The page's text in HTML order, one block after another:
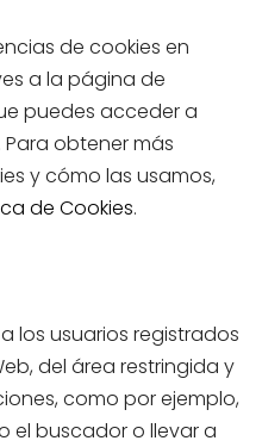
de cookies en
a la página de
puedes acceder a
obtener más
y cómo las usamos,
de Cookies.
los usuarios registrados
del área restringida y
como por ejemplo,
el buscador o llevar a